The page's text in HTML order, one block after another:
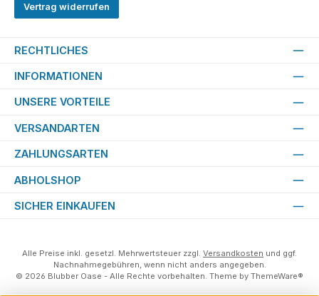
Vertrag widerrufen
RECHTLICHES
INFORMATIONEN
UNSERE VORTEILE
VERSANDARTEN
ZAHLUNGSARTEN
ABHOLSHOP
SICHER EINKAUFEN
Alle Preise inkl. gesetzl. Mehrwertsteuer zzgl. Versandkosten und ggf.
Nachnahmegebühren, wenn nicht anders angegeben.
© 2026 Blubber Oase - Alle Rechte vorbehalten. Theme by ThemeWare®